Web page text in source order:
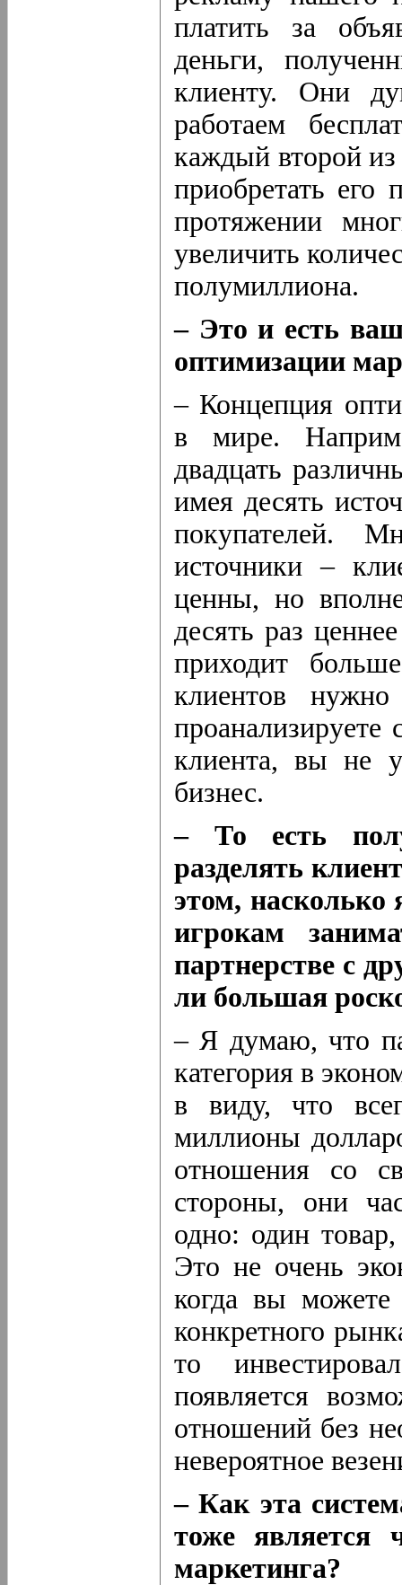
платить за
деньги,
клиенту. Они
работаем
каждый второй из
приобретать
протяжении
увеличить
полумиллиона.
– Это и есть
оптимизации
– Концепция
в мире.
двадцать
имея десять
покупателей.
источники –
ценны, но
десять раз
приходит
клиентов
клиента, вы не
бизнес.
– То есть
разделять
этом, насколько
игрокам
партнерстве с
ли большая
– Я думаю, что
категория в
в виду, что
миллионы
отношения со
стороны, они
одно: один
Это не очень
когда вы можете
конкретного
то
появляется
отношений без
невероятное
– Как эта
тоже является
маркетинга?